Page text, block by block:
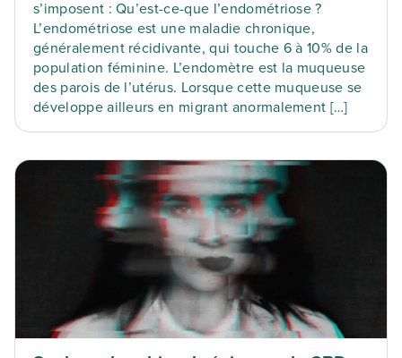
s’imposent : Qu’est-ce-que l’endométriose ?
L’endométriose est une maladie chronique,
généralement récidivante, qui touche 6 à 10% de la
population féminine. L’endomètre est la muqueuse
des parois de l’utérus. Lorsque cette muqueuse se
développe ailleurs en migrant anormalement […]